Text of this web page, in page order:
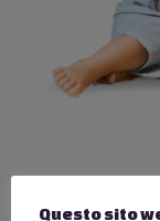
Questo sito